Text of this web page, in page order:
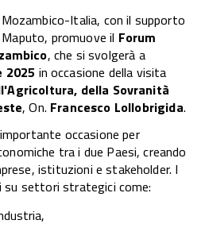
Mozambico-Italia, con il supporto
Maputo, promuove il Forum
, che si svolgerà a
2025 in occasione della visita
della Sovranità
, On. Francesco Lollobrigida.
occasione per
tra i due Paesi, creando
istituzioni e stakeholder. I
settori strategici come: